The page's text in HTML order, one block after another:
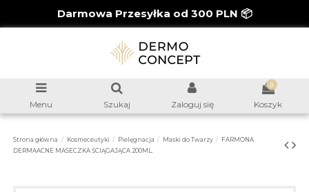
Darmowa Przesyłka od 300 PLN 📦
Menu Szukaj Zaloguj się
0
Koszyk
Strona główna Kosmeceutyki Pielęgnacja Maski do Twarzy
FARMONA
DERMAACNE MASECZKA ŚCIĄGAJĄCA 200ML.